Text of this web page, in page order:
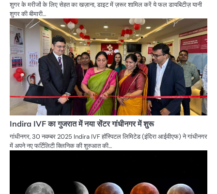
शुगर के मरीजों के लिए सेहत का खज़ाना, डाइट में ज़रूर शामिल करें ये फल डायबिटीज़ यानी
शुगर की बीमारी…
Indira IVF का गुजरात में नया सेंटर गांधीनगर में शुरू
गांधीनगर, 30 नवम्बर 2025 Indira IVF हॉस्पिटल लिमिटेड (इंदिरा आईवीएफ) ने गांधीनगर
में अपने नए फर्टिलिटी क्लिनिक की शुरुआत की…